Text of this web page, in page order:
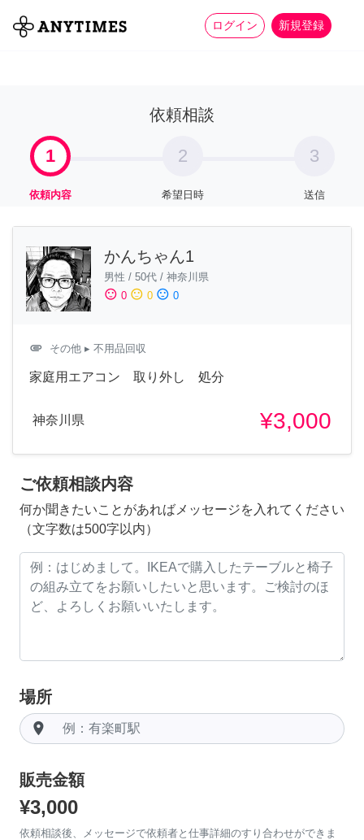
ログイン 新規登録
全て 家事 more_horiz
依頼相談
1
依頼内容
2
希望日時
3
送信
かんちゃん1
男性 / 50代 / 神奈川県
sentiment_satisfied 0 sentiment_neutral 0 sentiment_dissatisfied 0
attachment その他 ▸ 不用品回収
家庭用エアコン 取り外し 処分
神奈川県 ¥3,000
ご依頼相談内容
何か聞きたいことがあればメッセージを入れてください
（文字数は500字以内）
場所
room
販売金額
¥3,000
依頼相談後、メッセージで依頼者と仕事詳細のすり合わせができま